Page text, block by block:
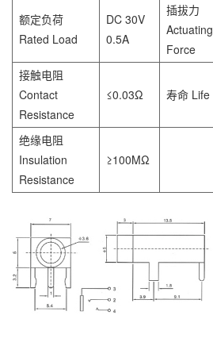
额定负荷
Rated Load
DC 30V
0.5A
插拔力
Actuating
Force
接触电阻
Contact
Resistance
≤0.03Ω 寿命 Life
绝缘电阻
Insulation
Resistance
≥100MΩ